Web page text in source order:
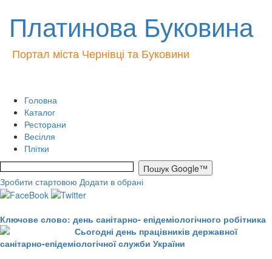
Платинова Буковина
Портал міста Чернівці та Буковини
Головна
Каталог
Ресторани
Весілля
Плітки
Зробити стартовою Додати в обрані
Ключове слово: день санітарно- епідеміологічного робітника
Сьогодні день працівників державної
санітарно-епідеміологічної служби України